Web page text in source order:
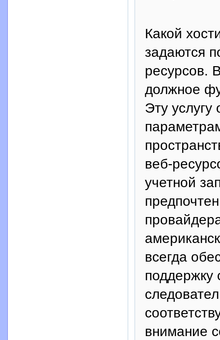
Какой
задаются
ресурсов.
должное
Эту
веб-
учетной
всегда
поддержку
внимание